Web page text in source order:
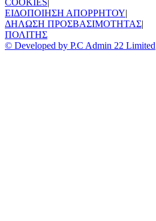
COOKIES|
ΕΙΔΟΠΟΙΗΣΗ ΑΠΟΡΡΗΤΟΥ|
ΔΗΛΩΣΗ ΠΡΟΣΒΑΣΙΜΟΤΗΤΑΣ|
ΠΟΛΙΤΗΣ
© Developed by P.C Admin 22 Limited